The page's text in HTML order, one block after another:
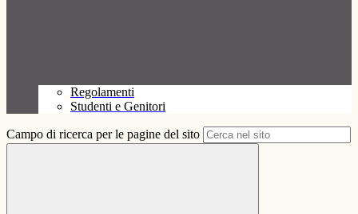
Regolamenti
Studenti e Genitori
Campo di ricerca per le pagine del sito